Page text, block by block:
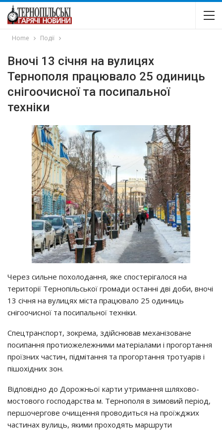
Home Події
Вночі 13 січня на вулицях
Тернополя працювало 25 одиниць
снігоочисної та посипальної
техніки
Через сильне похолодання, яке спостерігалося на
території Тернопільської громади останні дві доби, вночі
13 січня на вулицях міста працювало 25 одиниць
снігоочисної та посипальної техніки.
Спецтранспорт, зокрема, здійснював механізоване
посипання протиожележними матеріалами і прогортання
проїзних частин, підмітання та прогортання тротуарів і
пішохідних зон.
Відповідно до Дорожньої карти утримання шляхово-
мостового господарства м. Тернополя в зимовий період,
першочергове очищення проводиться на проїжджих
частинах вулиць, якими проходять маршрути